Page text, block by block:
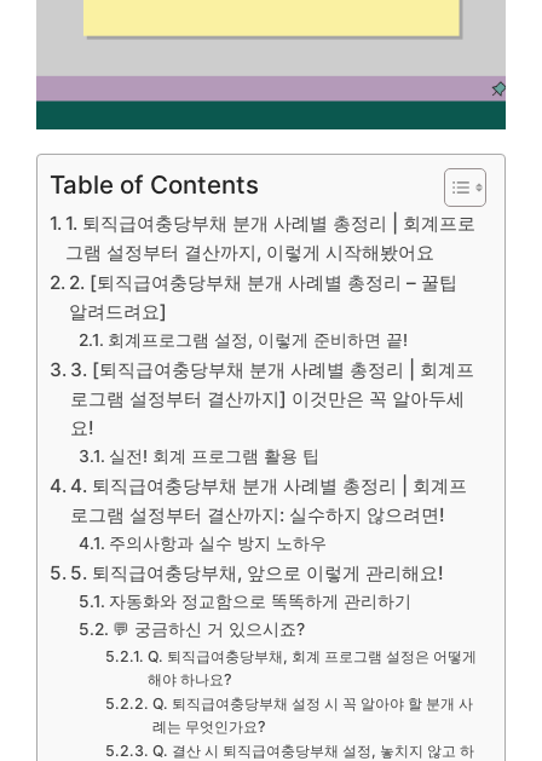
Table of Contents
1. 퇴직급여충당부채 분개 사례별 총정리 | 회계프로
그램 설정부터 결산까지, 이렇게 시작해봤어요
2. [퇴직급여충당부채 분개 사례별 총정리 – 꿀팁
알려드려요]
회계프로그램 설정, 이렇게 준비하면 끝!
3. [퇴직급여충당부채 분개 사례별 총정리 | 회계프
로그램 설정부터 결산까지] 이것만은 꼭 알아두세
요!
실전! 회계 프로그램 활용 팁
4. 퇴직급여충당부채 분개 사례별 총정리 | 회계프
로그램 설정부터 결산까지: 실수하지 않으려면!
주의사항과 실수 방지 노하우
5. 퇴직급여충당부채, 앞으로 이렇게 관리해요!
자동화와 정교함으로 똑똑하게 관리하기
💬 궁금하신 거 있으시죠?
Q. 퇴직급여충당부채, 회계 프로그램 설정은 어떻게
해야 하나요?
Q. 퇴직급여충당부채 설정 시 꼭 알아야 할 분개 사
례는 무엇인가요?
Q. 결산 시 퇴직급여충당부채 설정, 놓치지 않고 하